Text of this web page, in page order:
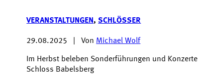
VERANSTALTUNGEN,SCHLÖSSER
29.08.2025 Von Michael Wolf
Im Herbst beleben Sonderführungen und Konzerte
Schloss Babelsberg